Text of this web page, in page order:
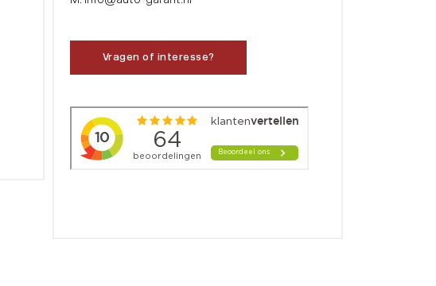
Vragen of interesse?